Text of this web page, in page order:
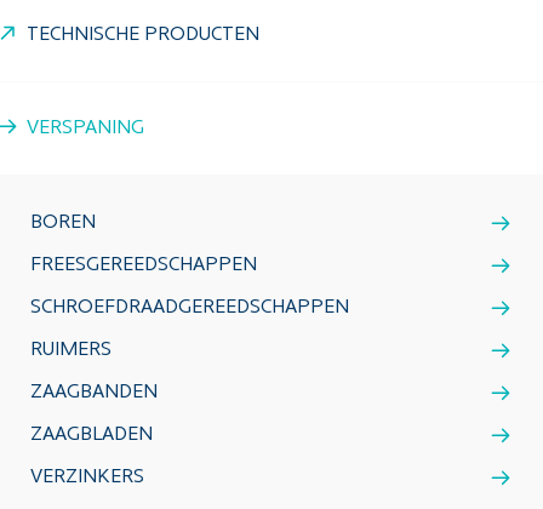
TECHNISCHE PRODUCTEN
VERSPANING
BOREN
FREESGEREEDSCHAPPEN
SCHROEFDRAADGEREEDSCHAPPEN
RUIMERS
ZAAGBANDEN
ZAAGBLADEN
VERZINKERS